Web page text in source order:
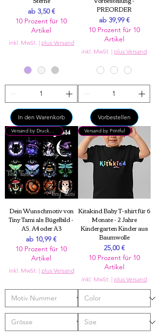
ab 3,50 €
Sale-Preis
10 Prozent für 10
Artikel
inkl. MwSt. | plus Versand
In den Warenkorb
PREORDER
ab 39,99 €
Sale-Preis
10 Prozent für 10
Artikel
inkl. MwSt. |plus Versand
Vorbestellen
Versand by DruckGuru
Dein Wunschmotiv von
Tiny Tami als Bügelbild -
A5, A4 oder A3
ab 10,99 €
Sale-Preis
10 Prozent für 10
Artikel
inkl. MwSt. | plus Versand
Versand by Printful
Kitakind Baby T-shirt für 6
Monate - 2 Jahre
Kindergarten Kinder aus
Baumwolle
Preis
25,00 €
10 Prozent für 10
Artikel
inkl. MwSt. |plus Versand